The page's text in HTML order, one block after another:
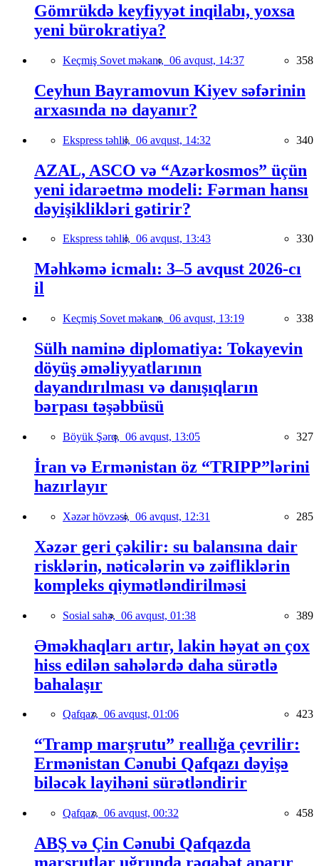
Gömrükdə keyfiyyət inqilabı, yoxsa
yeni bürokratiya?
Keçmiş Sovet məkanı, 06 avqust, 14:37 358
Ceyhun Bayramovun Kiyev səfərinin
arxasında nə dayanır?
Ekspress təhlil, 06 avqust, 14:32 340
AZAL, ASCO və “Azərkosmos” üçün
yeni idarəetmə modeli: Fərman hansı
dəyişiklikləri gətirir?
Ekspress təhlil, 06 avqust, 13:43 330
Məhkəmə icmalı: 3–5 avqust 2026-cı
il
Keçmiş Sovet məkanı, 06 avqust, 13:19 338
Sülh naminə diplomatiya: Tokayevin
döyüş əməliyyatlarının
dayandırılması və danışıqların
bərpası təşəbbüsü
Böyük Şərq, 06 avqust, 13:05 327
İran və Ermənistan öz “TRIPP”lərini
hazırlayır
Xəzər hövzəsi, 06 avqust, 12:31 285
Xəzər geri çəkilir: su balansına dair
risklərin, nəticələrin və zəifliklərin
kompleks qiymətləndirilməsi
Sosial sahə, 06 avqust, 01:38 389
Əməkhaqları artır, lakin həyat ən çox
hiss edilən sahələrdə daha sürətlə
bahalaşır
Qafqaz, 06 avqust, 01:06 423
“Tramp marşrutu” reallığa çevrilir:
Ermənistan Cənubi Qafqazı dəyişə
biləcək layihəni sürətləndirir
Qafqaz, 06 avqust, 00:32 458
ABŞ və Çin Cənubi Qafqazda